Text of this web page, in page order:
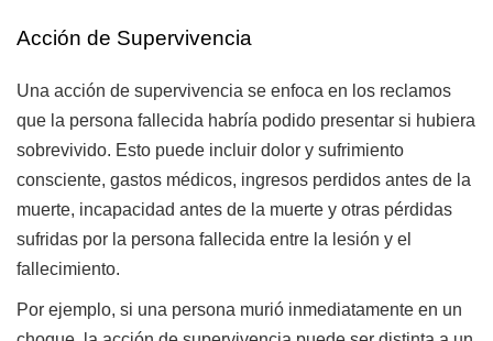
Acción de Supervivencia
Una acción de supervivencia se enfoca en los reclamos
que la persona fallecida habría podido presentar si hubiera
sobrevivido. Esto puede incluir dolor y sufrimiento
consciente, gastos médicos, ingresos perdidos antes de la
muerte, incapacidad antes de la muerte y otras pérdidas
sufridas por la persona fallecida entre la lesión y el
fallecimiento.
Por ejemplo, si una persona murió inmediatamente en un